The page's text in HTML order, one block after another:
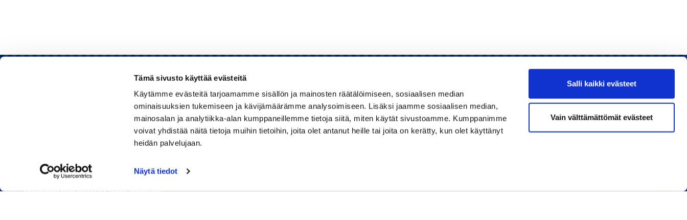
Tämä sivusto käyttää evästeitä
Käytämme evästeitä tarjoamamme sisällön ja mainosten räätälöimiseen, sosiaalisen median
ominaisuuksien tukemiseen ja kävijämäärämme analysoimiseen. Lisäksi jaamme sosiaalisen median,
mainosalan ja analytiikka-alan kumppaneillemme tietoja siitä, miten käytät sivustoamme. Kumppanimme
voivat yhdistää näitä tietoja muihin tietoihin, joita olet antanut heille tai joita on kerätty, kun olet käyttänyt
heidän palvelujaan.
Näytä tiedot
Salli kaikki evästeet
Vain välttämättömät evästeet
Rauman kauppakamari
Huom! Vientikaupan asiakirjoihin liittyvät kyselyt
040 1828 268(Heini Yli-Antola)
Sähköpostiosoitteet ovat muotoa
Kauppakamari
Koulutukset ja tapahtumat
Liity jäseneksi